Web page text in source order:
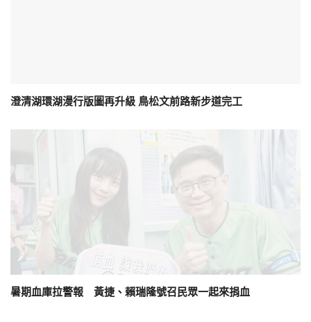
澄清湖環湖漫行版圖再升級 鳥松文前路新步道完工
暑期血庫拉警報 黃捷、賴瑞隆號召民眾一起來捐血